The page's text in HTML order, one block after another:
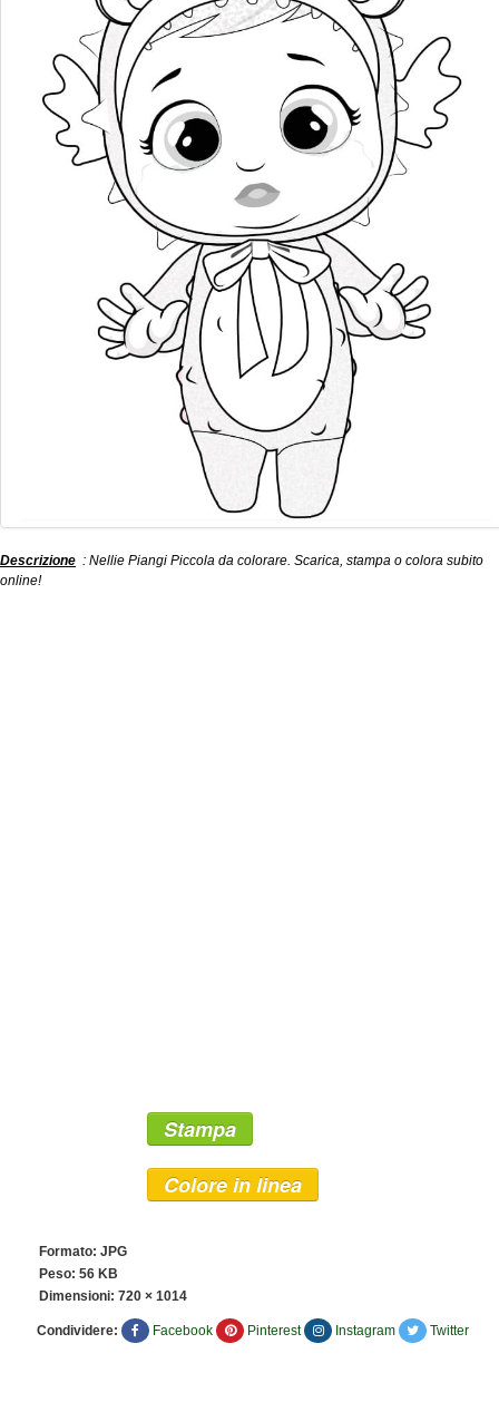
Descrizione : Nellie Piangi Piccola da colorare. Scarica, stampa o colora subito
online!
Stampa
Colore in linea
Formato: JPG
Peso: 56 KB
Dimensioni: 720 × 1014
Condividere: Facebook Pinterest Instagram Twitter